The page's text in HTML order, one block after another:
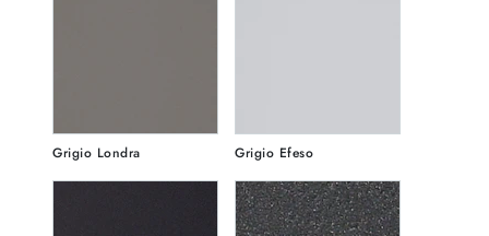
Grigio Londra Grigio Efeso